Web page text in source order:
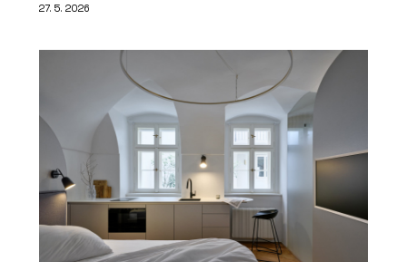
27. 5. 2026